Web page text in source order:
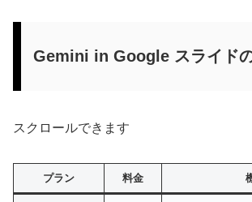
Gemini in Google スライド
スクロールできます
プラン 料金